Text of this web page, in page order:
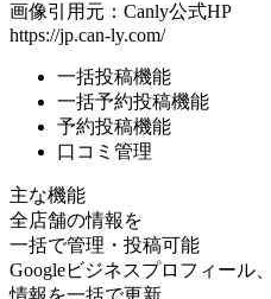
画像引用元：Canly公式HP
https://jp.can-ly.com/
一括投稿機能
一括予約投稿機能
予約投稿機能
口コミ管理
主な機能
全店舗の情報を
一括で管理・投稿可能
Googleビジネスプロフィール
情報を一括で更新